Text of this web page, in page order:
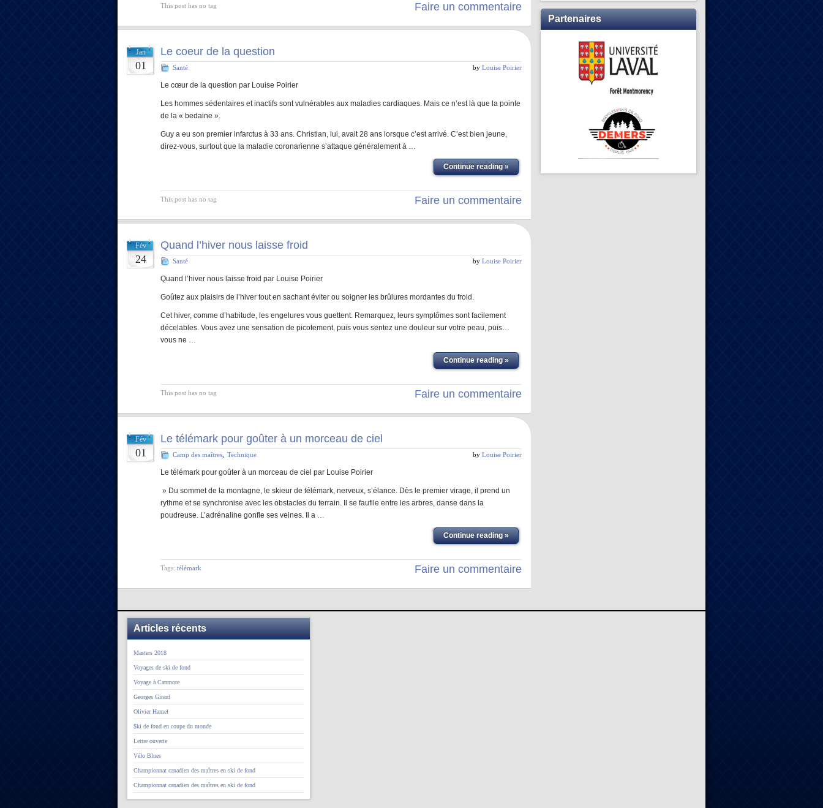
This post has no tag Faire un commentaire
Jan
01
Le coeur de la question
Santé by Louise Poirier
Le cœur de la question par Louise Poirier
Les hommes sédentaires et inactifs sont vulnérables aux maladies cardiaques. Mais ce n’est là que la pointe
de la « bedaine ».
Guy a eu son premier infarctus à 33 ans. Christian, lui, avait 28 ans lorsque c’est arrivé. C’est bien jeune,
direz-vous, surtout que la maladie coronarienne s’attaque généralement à …
Continue reading »
This post has no tag Faire un commentaire
Fév
24
Quand l’hiver nous laisse froid
Santé by Louise Poirier
Quand l’hiver nous laisse froid par Louise Poirier
Goûtez aux plaisirs de l’hiver tout en sachant éviter ou soigner les brûlures mordantes du froid.
Cet hiver, comme d’habitude, les engelures vous guettent. Remarquez, leurs symptômes sont facilement
décelables. Vous avez une sensation de picotement, puis vous sentez une douleur sur votre peau, puis…
vous ne …
Continue reading »
This post has no tag Faire un commentaire
Fév
01
Le télémark pour goûter à un morceau de ciel
Camp des maîtres Technique by Louise Poirier
Le télémark pour goûter à un morceau de ciel par Louise Poirier
» Du sommet de la montagne, le skieur de télémark, nerveux, s’élance. Dès le premier virage, il prend un
rythme et se synchronise avec les obstacles du terrain. Il se faufile entre les arbres, danse dans la
poudreuse. L’adrénaline gonfle ses veines. Il a …
Continue reading »
Tags: télémark Faire un commentaire
Partenaires
Articles récents
Masters 2018
Voyages de ski de fond
Voyage à Canmore
Georges Girard
Olivier Hamel
$ki de fond en coupe du monde
Lettre ouverte
Vélo Blues
Championnat canadien des maîtres en ski de fond
Championnat canadien des maîtres en ski de fond